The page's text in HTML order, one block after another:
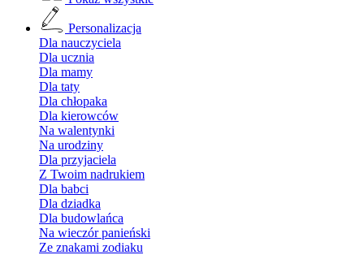
Personalizacja
Dla nauczyciela
Dla ucznia
Dla mamy
Dla taty
Dla chłopaka
Dla kierowców
Na walentynki
Na urodziny
Dla przyjaciela
Z Twoim nadrukiem
Dla babci
Dla dziadka
Dla budowlańca
Na wieczór panieński
Ze znakami zodiaku